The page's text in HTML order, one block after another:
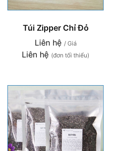
Túi Zipper Chỉ Đỏ
Liên hệ / Giá
Liên hệ (đơn tối thiểu)